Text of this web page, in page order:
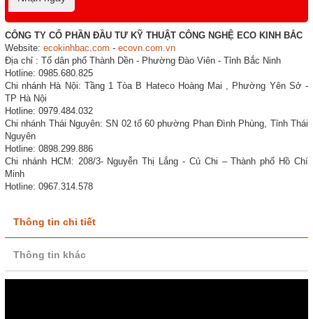
CÔNG TY CỔ PHẦN ĐẦU TƯ KỸ THUẬT CÔNG NGHỆ ECO KINH BẮC
Website: ecokinhbac.com - ecovn.com.vn
Địa chỉ : Tổ dân phố Thành Dền - Phường Đào Viên - Tỉnh Bắc Ninh
Hotline: 0985.680.825
Chi nhánh Hà Nội: Tầng 1 Tòa B Hateco Hoàng Mai , Phường Yên Sở -
TP Hà Nội
Hotline: 0979.484.032
Chi nhánh Thái Nguyên: SN 02 tổ 60 phường Phan Đình Phùng, Tỉnh Thái
Nguyên
Hotline: 0898.299.886
Chi nhánh HCM: 208/3- Nguyễn Thị Lắng - Củ Chi – Thành phố Hồ Chí
Minh
Hotline: 0967.314.578
Thông tin chi tiết
Thông tin khác